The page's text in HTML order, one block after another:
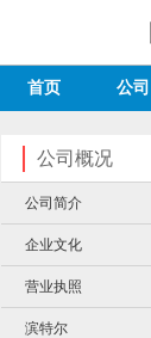
首页 公司
公司概况
公司简介
企业文化
营业执照
滨特尔